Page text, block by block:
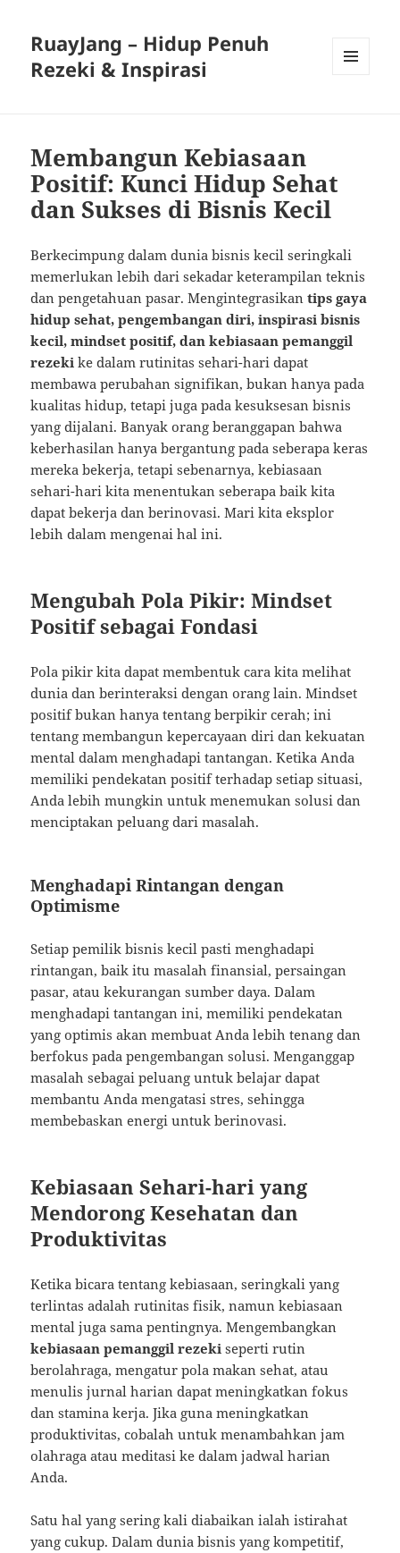
RuayJang – Hidup Penuh
Rezeki & Inspirasi
Membangun Kebiasaan
Positif: Kunci Hidup Sehat
dan Sukses di Bisnis Kecil
Berkecimpung dalam dunia bisnis kecil seringkali
memerlukan lebih dari sekadar keterampilan teknis
dan pengetahuan pasar. Mengintegrasikantips gaya
hidup sehat, pengembangan diri, inspirasi bisnis
kecil, mindset positif, dan kebiasaan pemanggil
rezeki ke dalam rutinitas sehari-hari dapat
membawa perubahan signifikan, bukan hanya pada
kualitas hidup, tetapi juga pada kesuksesan bisnis
yang dijalani. Banyak orang beranggapan bahwa
keberhasilan hanya bergantung pada seberapa keras
mereka bekerja, tetapi sebenarnya, kebiasaan
sehari-hari kita menentukan seberapa baik kita
dapat bekerja dan berinovasi. Mari kita eksplor
lebih dalam mengenai hal ini.
Mengubah Pola Pikir: Mindset
Positif sebagai Fondasi
Pola pikir kita dapat membentuk cara kita melihat
dunia dan berinteraksi dengan orang lain. Mindset
positif bukan hanya tentang berpikir cerah; ini
tentang membangun kepercayaan diri dan kekuatan
mental dalam menghadapi tantangan. Ketika Anda
memiliki pendekatan positif terhadap setiap situasi,
Anda lebih mungkin untuk menemukan solusi dan
menciptakan peluang dari masalah.
Menghadapi Rintangan dengan
Optimisme
Setiap pemilik bisnis kecil pasti menghadapi
rintangan, baik itu masalah finansial, persaingan
pasar, atau kekurangan sumber daya. Dalam
menghadapi tantangan ini, memiliki pendekatan
yang optimis akan membuat Anda lebih tenang dan
berfokus pada pengembangan solusi. Menganggap
masalah sebagai peluang untuk belajar dapat
membantu Anda mengatasi stres, sehingga
membebaskan energi untuk berinovasi.
Kebiasaan Sehari-hari yang
Mendorong Kesehatan dan
Produktivitas
Ketika bicara tentang kebiasaan, seringkali yang
terlintas adalah rutinitas fisik, namun kebiasaan
mental juga sama pentingnya. Mengembangkan
kebiasaan pemanggil rezeki seperti rutin
berolahraga, mengatur pola makan sehat, atau
menulis jurnal harian dapat meningkatkan fokus
dan stamina kerja. Jika guna meningkatkan
produktivitas, cobalah untuk menambahkan jam
olahraga atau meditasi ke dalam jadwal harian
Anda.
Satu hal yang sering kali diabaikan ialah istirahat
yang cukup. Dalam dunia bisnis yang kompetitif,